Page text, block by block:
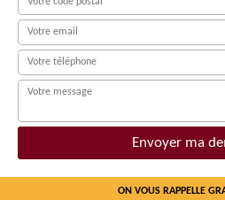
ON VOUS RAPPELLE